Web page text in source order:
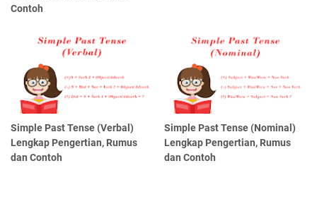
Contoh
Simple Past Tense (Verbal)
Lengkap Pengertian, Rumus
dan Contoh
Simple Past Tense (Nominal)
Lengkap Pengertian, Rumus
dan Contoh